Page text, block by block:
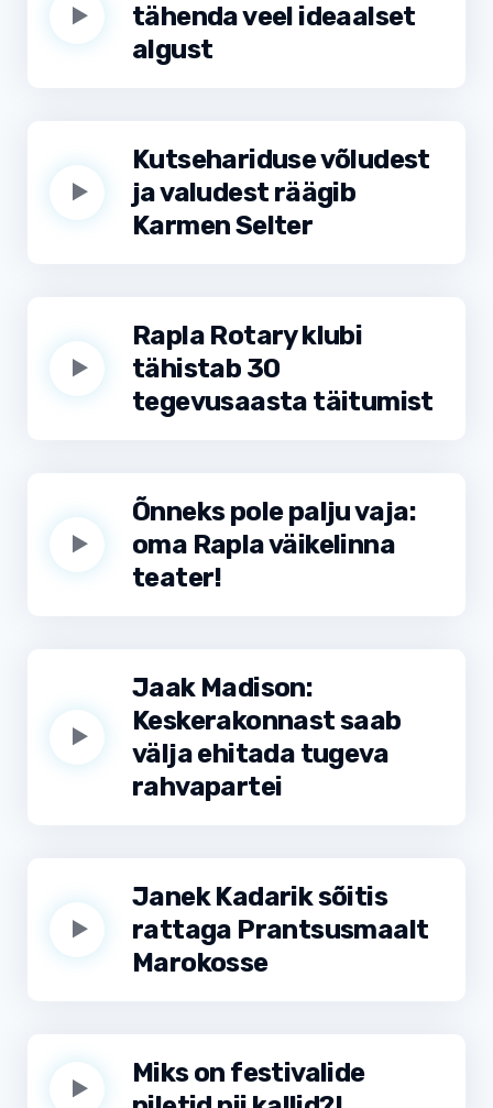
tähenda veel ideaalset
algust
Kutsehariduse võludest
ja valudest räägib
Karmen Selter
Rapla Rotary klubi
tähistab 30
tegevusaasta täitumist
Õnneks pole palju vaja:
oma Rapla väikelinna
teater!
Jaak Madison:
Keskerakonnast saab
välja ehitada tugeva
rahvapartei
Janek Kadarik sõitis
rattaga Prantsusmaalt
Marokosse
Miks on festivalide